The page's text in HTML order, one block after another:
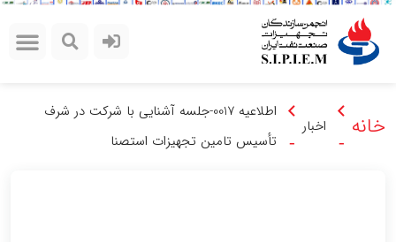
خانه -
اخبار
-
اطلاعیه 0017-جلسه آشنایی با شرکت در شرف
تأسیس تامین تجهیزات استصنا